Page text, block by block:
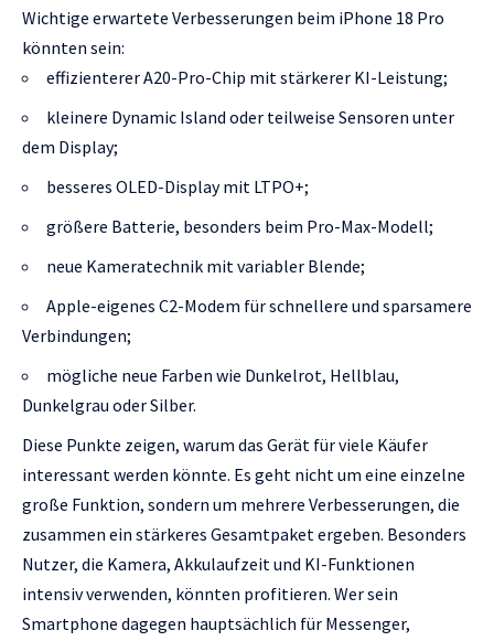
Wichtige erwartete Verbesserungen beim iPhone 18 Pro
könnten sein:
effizienterer A20-Pro-Chip mit stärkerer KI-Leistung;
kleinere Dynamic Island oder teilweise Sensoren unter
dem Display;
besseres OLED-Display mit LTPO+;
größere Batterie, besonders beim Pro-Max-Modell;
neue Kameratechnik mit variabler Blende;
Apple-eigenes C2-Modem für schnellere und sparsamere
Verbindungen;
mögliche neue Farben wie Dunkelrot, Hellblau,
Dunkelgrau oder Silber.
Diese Punkte zeigen, warum das Gerät für viele Käufer
interessant werden könnte. Es geht nicht um eine einzelne
große Funktion, sondern um mehrere Verbesserungen, die
zusammen ein stärkeres Gesamtpaket ergeben. Besonders
Nutzer, die Kamera, Akkulaufzeit und KI-Funktionen
intensiv verwenden, könnten profitieren. Wer sein
Smartphone dagegen hauptsächlich für Messenger,